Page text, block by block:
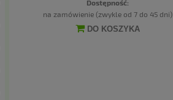
Dostępność:
na zamówienie (zwykle od 7 do 45 dni)
DO KOSZYKA